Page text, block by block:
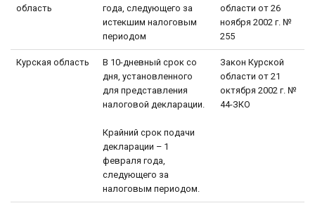
область
года, следующего за
истекшим налоговым
периодом
области от 26
ноября 2002 г. №
255
Курская область
В 10-дневный срок со
дня, установленного
для представления
налоговой декларации.
Крайний срок подачи
декларации – 1
февраля года,
следующего за
налоговым периодом.
Закон Курской
области от 21
октября 2002 г. №
44-ЗКО